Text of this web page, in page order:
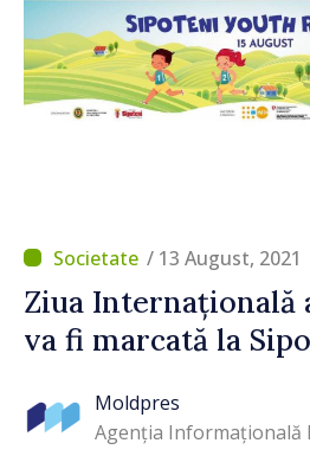
/ 13 August, 2021
Ziua Internațională
va fi marcată la
Moldpres
Agenția Informațională